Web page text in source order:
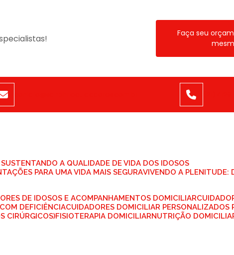
Faça seu
SUSTENTANDO A QUALIDADE DE VIDA DOS IDOSOS
PARA UMA VIDA MAIS SEGURA VIVENDO A
DE IDOSOS E ACOMPANHAMENTOS DOMICILIAR
DEFICIÊNCIA
CUIDADORES DOMICILIAR PERSONALIZADOS
CIRÚRGICOS) FISIOTERAPIA DOMICILIAR NUTRIÇÃO